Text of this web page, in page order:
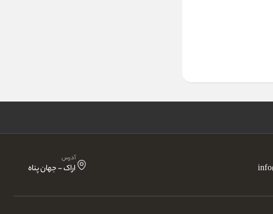
آدرس
اراک - جهان پناه